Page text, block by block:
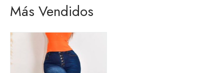
Más Vendidos